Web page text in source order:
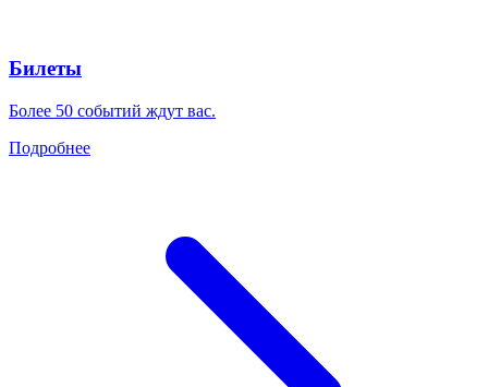
Билеты
Более 50 событий ждут вас.
Подробнее